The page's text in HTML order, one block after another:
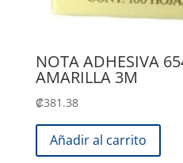
NOTA ADHESIVA
AMARILLA 3M
₡381.38
Añadir al carrito